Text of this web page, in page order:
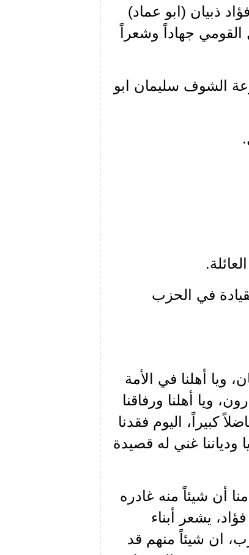
ذبيان (ابو عماد)
جهاداً وشعراً
الشوف سليمان ابو
في الحزب
ويا أهلنا في الأمة
ويا أهلنا ورفاقنا
كبيراً، اليوم فقدنا
ودياننا غني له قصيدة
أن شيئاً منه غادره
يشعر أبناء
ان شيئاً منهم قد